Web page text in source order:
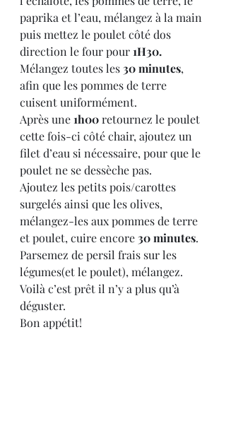
paprika et l’eau, mélangez à la main
puis mettez le poulet côté dos
direction le four pour 1H30.
Mélangez toutes les 30 minutes,
afin que les pommes de terre
cuisent uniformément.
Après une 1h00 retournez le poulet
cette fois-ci côté chair, ajoutez un
filet d’eau si nécessaire, pour que le
poulet ne se dessèche pas.
Ajoutez les petits pois/carottes
surgelés ainsi que les olives,
mélangez-les aux pommes de terre
et poulet, cuire encore 30 minutes.
Parsemez de persil frais sur les
légumes(et le poulet), mélangez.
Voilà c’est prêt il n’y a plus qu’à
déguster.
Bon appétit!